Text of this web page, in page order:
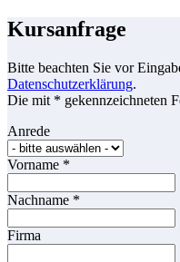
Kursanfrage
Bitte beachten Sie vor
Datenschutzerklärung.
Die mit * gekennzeichneten
Anrede
Vorname *
Nachname *
Firma